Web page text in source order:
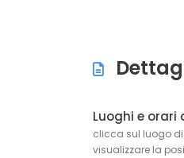
Luoghi e orari
clicca sul luogo
visualizzare la